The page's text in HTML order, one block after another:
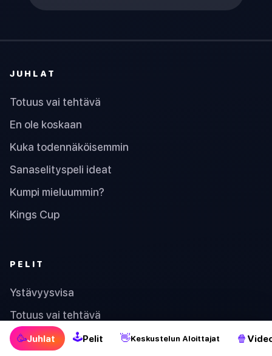
🥳Juhlat 🕹Pelit 👋Keskustelun Aloittajat 🍿
JUHLAT
Totuus vai tehtävä
En ole koskaan
Kuka todennäköisemmin
Sanaselityspeli ideat
Kumpi mieluummin?
Kings Cup
PELIT
Ystävyysvisa
Totuus vai tehtävä
Onnennumero